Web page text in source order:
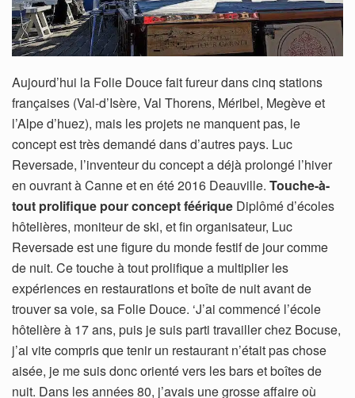
Aujourd’hui la Folie Douce fait fureur dans cinq stations
françaises (Val-d’Isère, Val Thorens, Méribel, Megève et
l’Alpe d’huez), mais les projets ne manquent pas, le
concept est très demandé dans d’autres pays. Luc
Reversade, l’inventeur du concept a déjà prolongé l’hiver
en ouvrant à Canne et en été 2016 Deauville. Touche-à-
tout prolifique pour concept féérique Diplômé d’écoles
hôtelières, moniteur de ski, et fin organisateur, Luc
Reversade est une figure du monde festif de jour comme
de nuit. Ce touche à tout prolifique a multiplier les
expériences en restaurations et boîte de nuit avant de
trouver sa voie, sa Folie Douce. ‘J’ai commencé l’école
hôtelière à 17 ans, puis je suis parti travailler chez Bocuse,
j’ai vite compris que tenir un restaurant n’était pas chose
aisée, je me suis donc orienté vers les bars et boîtes de
nuit. Dans les années 80, j’avais une grosse affaire où